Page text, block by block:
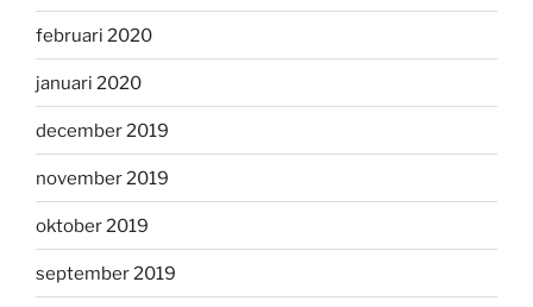
februari 2020
januari 2020
december 2019
november 2019
oktober 2019
september 2019